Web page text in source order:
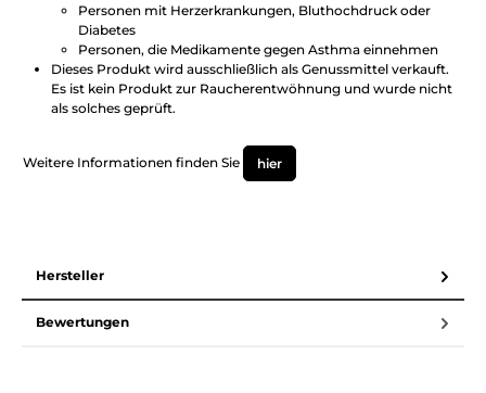
Personen mit Herzerkrankungen, Bluthochdruck oder
Diabetes
Personen, die Medikamente gegen Asthma einnehmen
Dieses Produkt wird ausschließlich als Genussmittel verkauft.
Es ist kein Produkt zur Raucherentwöhnung und wurde nicht
als solches geprüft.
Weitere Informationen finden Sie hier
Hersteller
Bewertungen